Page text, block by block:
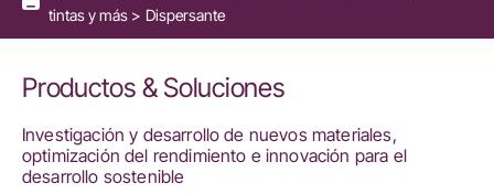
tintas y más
Dispersante
Productos & Soluciones
Investigación y desarrollo de nuevos materiales,
optimización del rendimiento e innovación para el
desarrollo sostenible